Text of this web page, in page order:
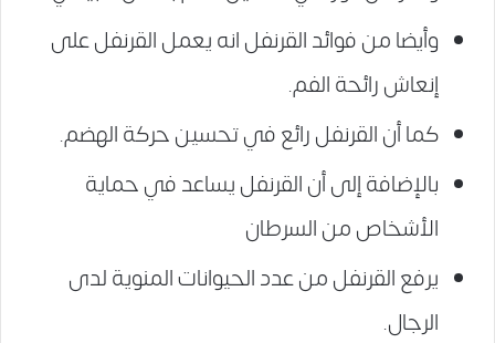
وأيضا من فوائد القرنفل انه يعمل القرنفل على
إنعاش رائحة الفم.
كما أن القرنفل رائع في تحسين حركة الهضم.
بالإضافة إلى أن القرنفل يساعد في حماية
الأشخاص من السرطان
يرفع القرنفل من عدد الحيوانات المنوية لدى
الرجال.